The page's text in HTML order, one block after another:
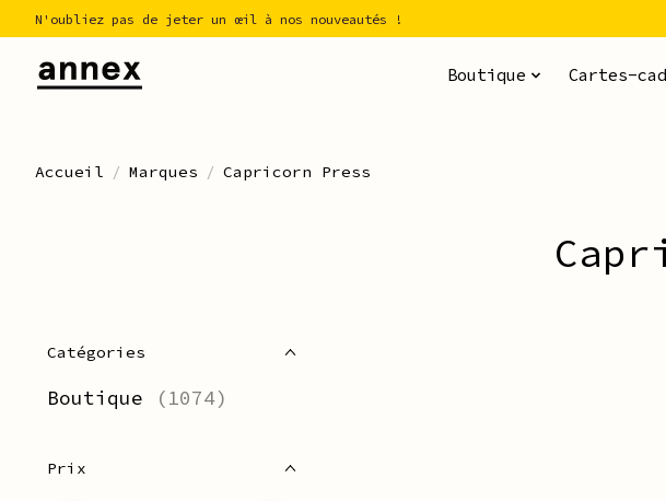
N'oubliez pas de jeter un œil à nos nouveautés !
Boutique Cartes-
Accueil / Marques / Capricorn Press
Catégories
Boutique (1074)
Prix